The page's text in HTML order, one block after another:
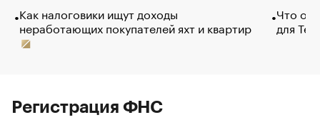
Как налоговики ищут доходы
неработающих покупателей яхт и квартир
Что
для
Регистрация ФНС